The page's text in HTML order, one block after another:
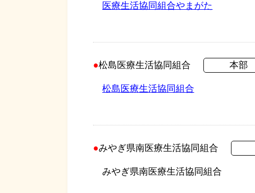
医療生活協同組合やまがた
松島医療生活協同組合 本部
松島医療生活協同組合
みやぎ県南医療生活協同組合
みやぎ県南医療生活協同組合